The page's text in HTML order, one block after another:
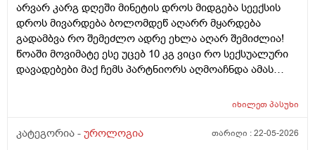
არვარ კარგ დღეში მინეტის დროს მიდგება სეექსის
დროს მივარდება ბოლომდეწ აღარრ მყარდება
გადამბვა რო შემეძლო ადრე ეხლა აღარ შემიძლია!
წოაში მოვიმატე ესე უცებ 10 კგ ვიცი რო სექსუალური
დავადებები მაქ ჩემს პარტნიორს აღმოაჩნდა ამას
დამიჯდეება ანალიევი ექიმთან ვიზიდი რო ვიცოდე ამ
იხილეთპასუხი
კატეგორია - უროლოგია თარიღი :22-05-2026